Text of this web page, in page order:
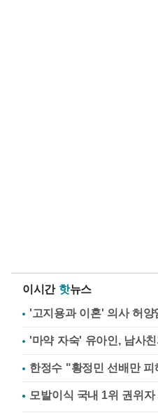
이시간 핫뉴스
'고지용과 이혼' 의사 허양
'마약 자숙' 유아인, 남사
한정수 "황정민 선배만